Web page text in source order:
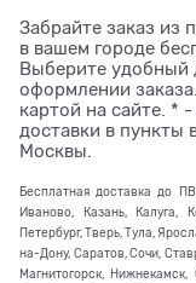
Забрайте заказ из
в вашем городе
Выберите удобный
оформлении
картой на сайте. *
доставки в пункты
Москвы.
Бесплатная доставка до
Иваново, Казань, Калуга,
Петербург, Тверь, Тула,
на-Дону, Саратов, Сочи,
Магнитогорск,